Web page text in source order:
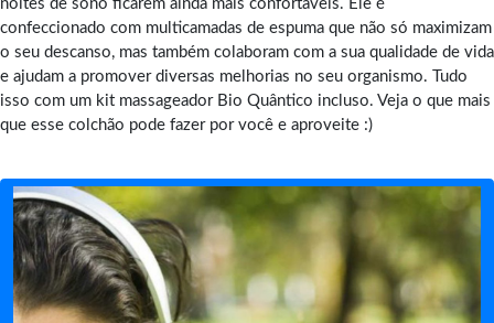
noites de sono ficarem ainda mais confortáveis. Ele é
confeccionado com multicamadas de espuma que não só maximizam
o seu descanso, mas também colaboram com a sua qualidade de vida
e ajudam a promover diversas melhorias no seu organismo. Tudo
isso com um kit massageador Bio Quântico incluso. Veja o que mais
que esse colchão pode fazer por você e aproveite :)